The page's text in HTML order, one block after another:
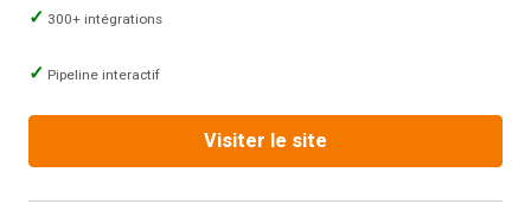
300+ intégrations
Pipeline interactif
Visiter le site